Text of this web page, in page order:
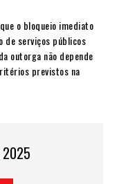
o bloqueio imediato
de serviços públicos
outorga não depende
previstos na
2025